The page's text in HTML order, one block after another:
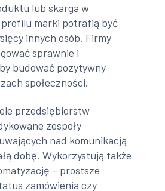
lub skarga w
marki potrafią być
innych osób. Firmy
sprawnie i
budować pozytywny
społeczności.
przedsiębiorstw
zespoły
nad komunikacją
dobę. Wykorzystują także
– prostsze
zamówienia czy